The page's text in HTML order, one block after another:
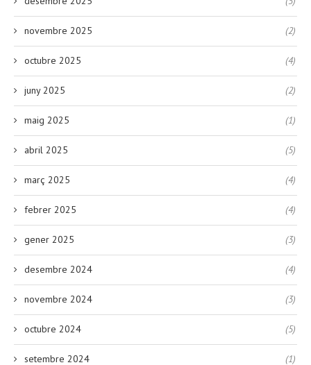
novembre 2025 (2)
octubre 2025 (4)
juny 2025 (2)
maig 2025 (1)
abril 2025 (5)
març 2025 (4)
febrer 2025 (4)
gener 2025 (3)
desembre 2024 (4)
novembre 2024 (3)
octubre 2024 (5)
setembre 2024 (1)